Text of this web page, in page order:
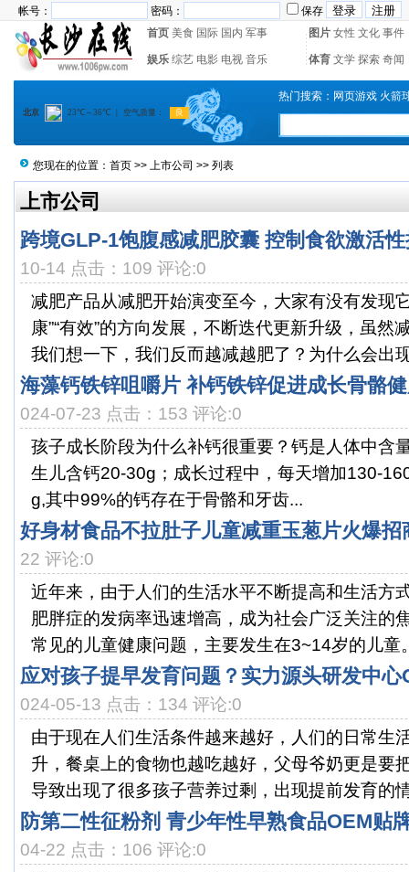
帐号： 密码：
保存
首页 美食 国际 国内 军事 图片 女性 文化 事件
娱乐 综艺 电影 电视 音乐 体育 文学 探索 奇闻
热门搜索： 网页游戏 火箭
您现在的位置： 首页 >> 上市公司 >> 列表
上市公司
跨境GLP-1饱腹感减肥胶囊 控制食欲激活
10-14 点击：109 评论:0
减肥产品从减肥开始演变至今，大家有没有发现
康”“有效”的方向发展，不断迭代更新升级，虽然
我们想一下，我们反而越减越肥了？为什么会出
海藻钙铁锌咀嚼片 补钙铁锌促进成长骨骼
024-07-23 点击：153 评论:0
孩子成长阶段为什么补钙很重要？钙是人体中含
生儿含钙20-30g；成长过程中，每天增加130-
g,其中99%的钙存在于骨骼和牙齿...
好身材食品不拉肚子儿童减重玉葱片火爆招
22 评论:0
近年来，由于人们的生活水平不断提高和生活方
肥胖症的发病率迅速增高，成为社会广泛关注的
常见的儿童健康问题，主要发生在3~14岁的儿童
应对孩子提早发育问题？实力源头研发中
024-05-13 点击：134 评论:0
由于现在人们生活条件越来越好，人们的日常生
升，餐桌上的食物也越吃越好，父母爷奶更是要
导致出现了很多孩子营养过剩，出现提前发育的
防第二性征粉剂 青少年性早熟食品OEM贴
04-22 点击：106 评论:0